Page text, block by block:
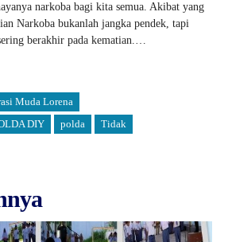
narkoba bagi kita semua. Akibat yang
Narkoba bukanlah jangka pendek, tapi
berakhir pada kematian.…
Muda Lorena
DIY
polda Tidak